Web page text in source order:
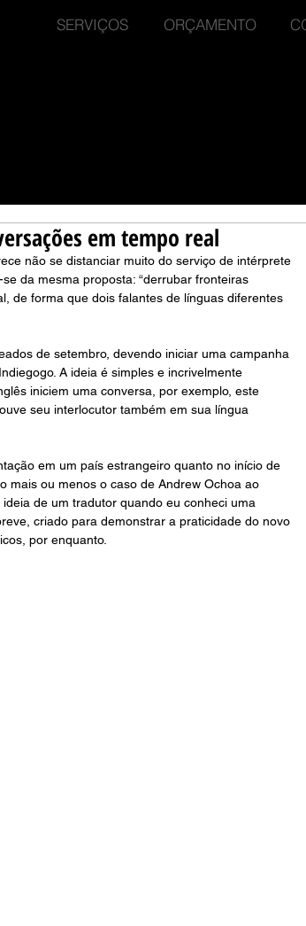
SERVIÇOS ORÇAMENTO
em tempo real
não se distanciar muito do serviço de intérprete
da mesma proposta: “derrubar fronteiras
de forma que dois falantes de línguas diferentes
de setembro, devendo iniciar uma campanha
A ideia é simples e incrivelmente
iniciem uma conversa, por exemplo, este
seu interlocutor também em sua língua
em um país estrangeiro quanto no início de
mais ou menos o caso de Andrew Ochoa ao
de um tradutor quando eu conheci uma
criado para demonstrar a praticidade do novo
por enquanto.